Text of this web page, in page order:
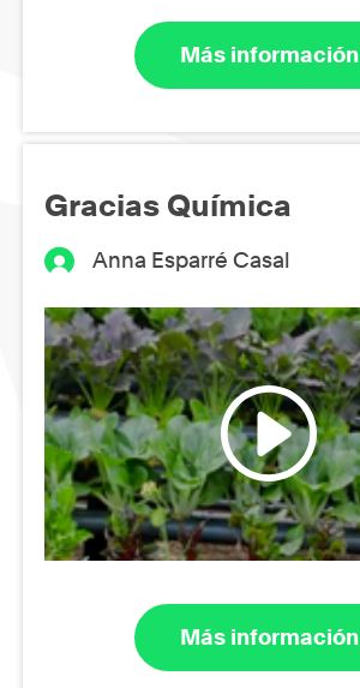
Más información
Gracias Química
Anna Esparré Casal
Más información